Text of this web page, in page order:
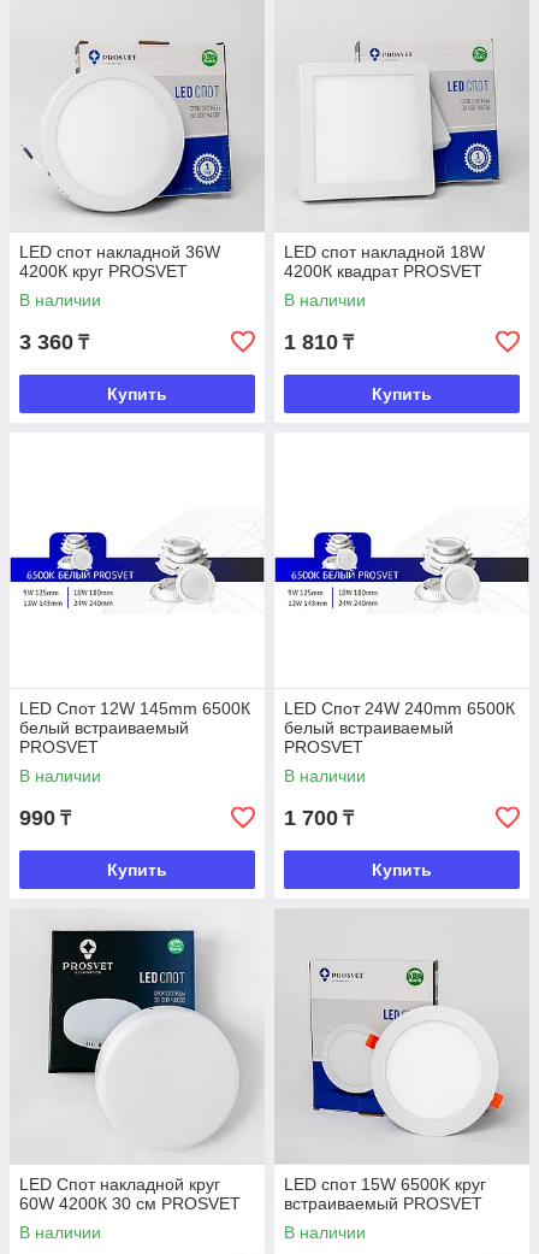
LED спот накладной 36W
4200К круг PROSVET
В наличии
3 360 ₸
Купить
LED спот накладной 18W
4200К квадрат PROSVET
В наличии
1 810 ₸
Купить
LED Спот 12W 145mm 6500К
белый встраиваемый
PROSVET
В наличии
990 ₸
Купить
LED Спот 24W 240mm 6500К
белый встраиваемый
PROSVET
В наличии
1 700 ₸
Купить
LED Cпот накладной круг
60W 4200К 30 см PROSVET
В наличии
LED спот 15W 6500K круг
встраиваемый PROSVET
В наличии